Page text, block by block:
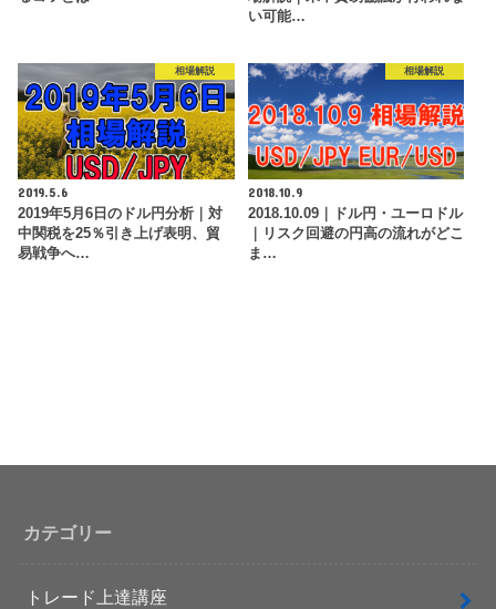
い可能…
相場解説
2019.5.6
2019年5月6日のドル円分析｜対
中関税を25％引き上げ表明、貿
易戦争へ…
相場解説
2018.10.9
2018.10.09｜ドル円・ユーロドル
｜リスク回避の円高の流れがどこ
ま…
カテゴリー
トレード上達講座